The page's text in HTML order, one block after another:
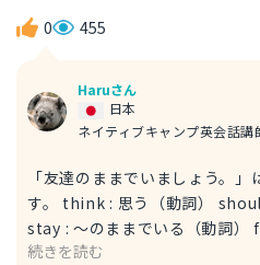
0 455
Haruさん
ネイティブキャンプ英会話講
日本
「友達のままでいましょう。
す。 think : 思う（動詞） should : 〜すべき（助動詞）
stay : 〜のままでいる（動詞）
すると、「私たちは友達のまま
続きを読む